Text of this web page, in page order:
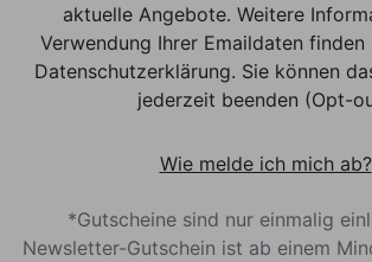
aktuelle Angebote. Weitere
Verwendung Ihrer Emaildaten finden
Datenschutzerklärung. Sie können
jederzeit beenden (Opt-
Wie melde ich mich ab?
*Gutscheine sind nur einmalig
Newsletter-Gutschein ist ab einem